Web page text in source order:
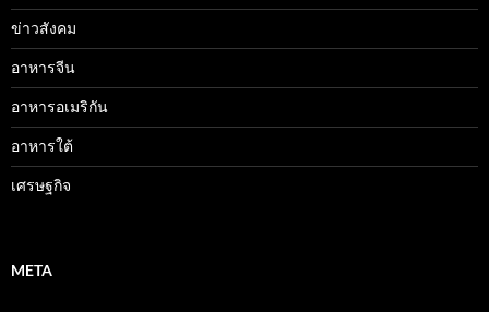
ข่าวสังคม
อาหารจีน
อาหารอเมริกัน
อาหารใต้
เศรษฐกิจ
META